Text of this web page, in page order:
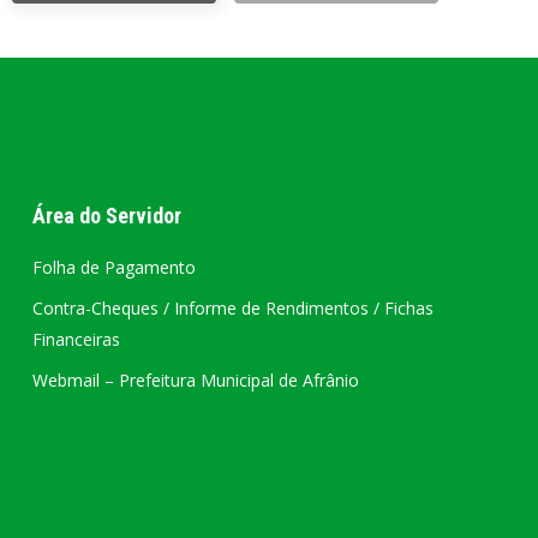
Área do Servidor
Folha de Pagamento
Contra-Cheques / Informe de Rendimentos / Fichas
Financeiras
Webmail – Prefeitura Municipal de Afrânio